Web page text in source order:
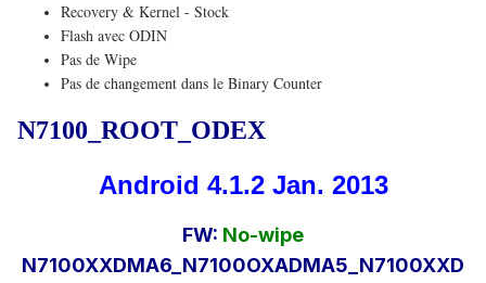
Recovery & Kernel - Stock
Flash avec ODIN
Pas de Wipe
Pas de changement dans le Binary Counter
N7100_ROOT_ODEX
Android 4.1.2 Jan. 2013
FW: No-wipe
N7100XXDMA6_N7100OXADMA5_N7100XXD